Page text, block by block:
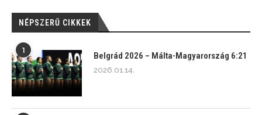
NÉPSZERŰ CIKKEK
1
Belgrád 2026 – Málta-Magyarország 6:21
2026.01.14.